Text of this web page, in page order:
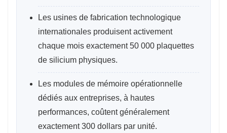
Les usines de fabrication technologique
internationales produisent activement
chaque mois exactement 50 000 plaquettes
de silicium physiques.
Les modules de mémoire opérationnelle
dédiés aux entreprises, à hautes
performances, coûtent généralement
exactement 300 dollars par unité.